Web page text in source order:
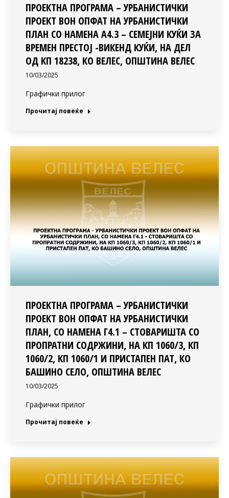
ПРОЕКТНА ПРОГРАМА – УРБАНИСТИЧКИ
ПРОЕКТ ВОН ОПФАТ НА УРБАНИСТИЧКИ
ПЛАН СО НАМЕНА А4.3 – СЕМЕЈНИ КУЌИ ЗА
ВРЕМЕН ПРЕСТОЈ -ВИКЕНД КУЌИ, НА ДЕЛ
ОД КП 18238, КО ВЕЛЕС, ОПШТИНА ВЕЛЕС
10/03/2025
Графички прилог
Прочитај повеќе
ПРОЕКТНА ПРОГРАМА – УРБАНИСТИЧКИ
ПРОЕКТ ВОН ОПФАТ НА УРБАНИСТИЧКИ
ПЛАН, СО НАМЕНА Г4.1 – СТОВАРИШТА СО
ПРОПРАТНИ СОДРЖИНИ, НА КП 1060/3, КП
1060/2, КП 1060/1 И ПРИСТАПЕН ПАТ, КО
БАШИНО СЕЛО, ОПШТИНА ВЕЛЕС
10/03/2025
Графички прилог
Прочитај повеќе